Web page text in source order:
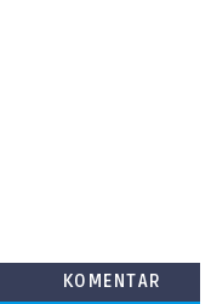
KOMENTAR